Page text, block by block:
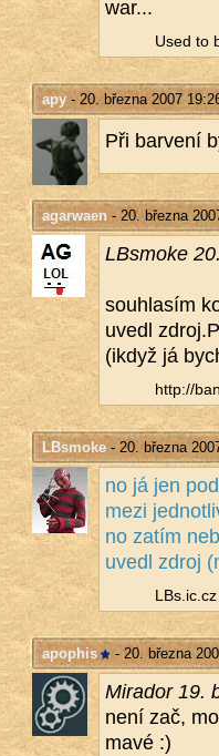
war...
Used to
apy- 20. března 2007
Při bar­ve­ní
agarwaen- 20. března
LB­smoke
sou­hla­sím
uvedl
(ikdyž já
http://​
LBsmoke- 20. března
no já jen
mezi
no zatím
uvedl zdroj
LBs.​ic.​cz
apophis - 20. března
Mi­ra­dor 19.
není zač,
ma­vé :)